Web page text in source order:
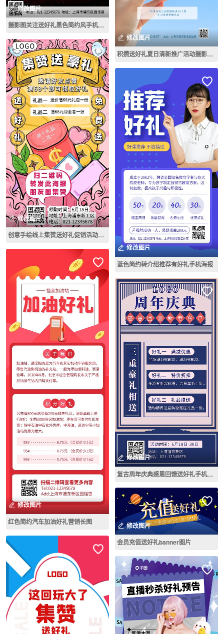
修改图片
摄影图关注送好礼黑色简约风手机海报
修改图片
创意手绘线上集赞送好礼促销活动手机海报
修改图片
红色简约汽车加油好礼营销长图
修改图片
积攒送好礼夏日清新推广活动摄影图海报
修改图片
蓝色简约转介绍推荐有好礼手机海报
修改图片
复古周年庆典感恩回馈送好礼手机海报
修改图片
会员充值送好礼banner图片